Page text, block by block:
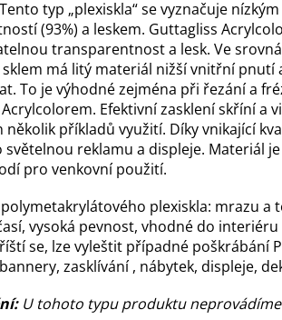
typ „plexiskla“ se vyznačuje
(93%) a leskem. Guttagliss
transparentnost a lesk. Ve
má litý materiál nižší vnitřní pnutí
To je výhodné zejména při řezání a
Efektivní zasklení skříní a
několik příkladů využití. Díky vnikající
světelnou reklamu a displeje. Materiál
pro venkovní použití.
plexiskla: mrazu a
vysoká pevnost, vhodné do interiéru
se, lze vyleštit případné poškrábání
zasklívání , nábytek, displeje,
U tohoto typu produktu